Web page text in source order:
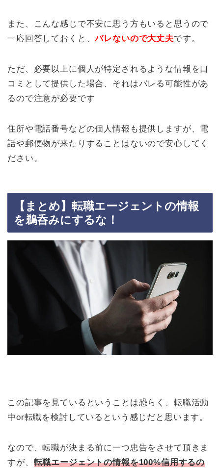
また、こんな感じで不安に思う方もいると思うので
一応回答しておくと、バレないので大丈夫です。
ただ、必要以上に個人が特定されるような情報を口
コミとして提供した場合、それはバレる可能性があ
るので注意が必要です
住所や電話番号などの個人情報も提供しますが、電
話や郵便物が来たりすることはないので安心してく
ださい。
【まとめ】転職エージェントの情報
を鵜呑みにするな！
この記事を見ているということは恐らく、転職活動
中or転職を検討しているという感じだと思います。
なので、転職が決まる前に一つ忠告をさせて頂きま
すが、 転職エージェントの情報を100%信用するの